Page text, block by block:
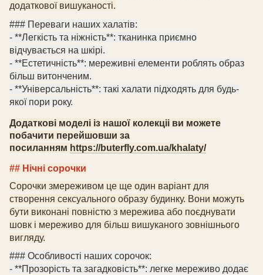
додаткової вишуканості.
### Переваги наших халатів:
- **Легкість та ніжність**: тканинка приємно
відчувається на шкірі.
- **Естетичність**: мереживні елементи роблять образ
більш витонченим.
- **Універсальність**: такі халати підходять для будь-
якої пори року.
Додаткові моделі із нашої колекціі ви можете
побачити перейшовши за
посиланням https://buterfly.com.ua/khalaty/
## Нічні сорочки
Сорочки змереживом це ще один варіант для
створення сексуального образу будинку. Вони можуть
бути виконані повністю з мережива або поєднувати
шовк і мереживо для більш вишуканого зовнішнього
вигляду.
### Особливості наших сорочок:
- **Прозорість та загадковість**: легке мереживо додає